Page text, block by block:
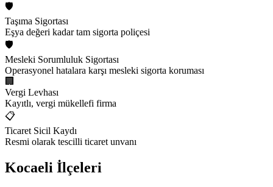
🛡️
Taşıma Sigortası
Eşya değeri kadar tam sigorta poliçesi
🛡️
Mesleki Sorumluluk Sigortası
Operasyonel hatalara karşı mesleki sigorta koruması
🏢
Vergi Levhası
Kayıtlı, vergi mükellefi firma
📋
Ticaret Sicil Kaydı
Resmi olarak tescilli ticaret unvanı
Kocaeli İlçeleri